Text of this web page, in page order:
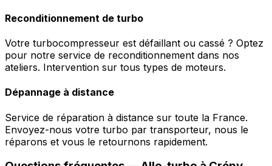
Reconditionnement de turbo
Votre turbocompresseur est défaillant ou cassé ? Optez
pour notre service de reconditionnement dans nos
ateliers. Intervention sur tous types de moteurs.
Dépannage à distance
Service de réparation à distance sur toute la France.
Envoyez-nous votre turbo par transporteur, nous le
réparons et vous le retournons rapidement.